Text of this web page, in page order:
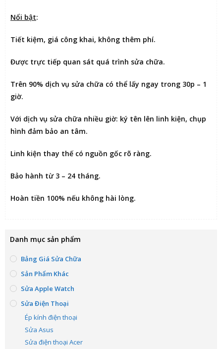
Nổi bật:
Tiết kiệm, giá công khai, không thêm phí.
Được trực tiếp quan sát quá trình sửa chữa.
Trên 90% dịch vụ sửa chữa có thể lấy ngay trong 30p – 1
giờ.
Với dịch vụ sửa chữa nhiều giờ: ký tên lên linh kiện, chụp
hình đảm bảo an tâm.
Linh kiện thay thế có nguồn gốc rõ ràng.
Bảo hành từ 3 – 24 tháng.
Hoàn tiền 100% nếu không hài lòng.
Danh mục sản phẩm
Bảng Giá Sửa Chữa
Sản Phẩm Khác
Sửa Apple Watch
Sửa Điện Thoại
Ép kính điện thoại
Sửa Asus
Sửa điện thoại Acer